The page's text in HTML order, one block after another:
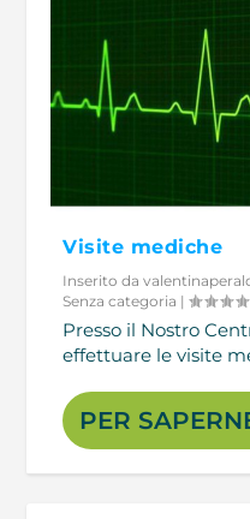
Visite mediche
Inserito da
Senza categoria |
Presso il Nostro
effettuare le visite
PER